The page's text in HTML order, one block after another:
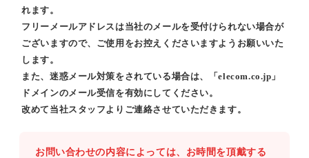
れます。
フリーメールアドレスは当社のメールを受付けられない場合が
ございますので、ご使用をお控えくださいますようお願いいた
します。
また、迷惑メール対策をされている場合は、「elecom.co.jp」
ドメインのメール受信を有効にしてください。
改めて当社スタッフよりご連絡させていただきます。
お問い合わせの内容によっては、お時間を頂戴する